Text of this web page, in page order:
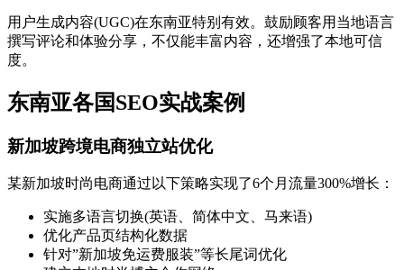
用户生成内容(UGC)在东南亚特别有效。鼓励顾客用当地语言
撰写评论和体验分享，不仅能丰富内容，还增强了本地可信
度。
东南亚各国SEO实战案例
新加坡跨境电商独立站优化
某新加坡时尚电商通过以下策略实现了6个月流量300%增长：
实施多语言切换(英语、简体中文、马来语)
优化产品页结构化数据
针对”新加坡免运费服装”等长尾词优化